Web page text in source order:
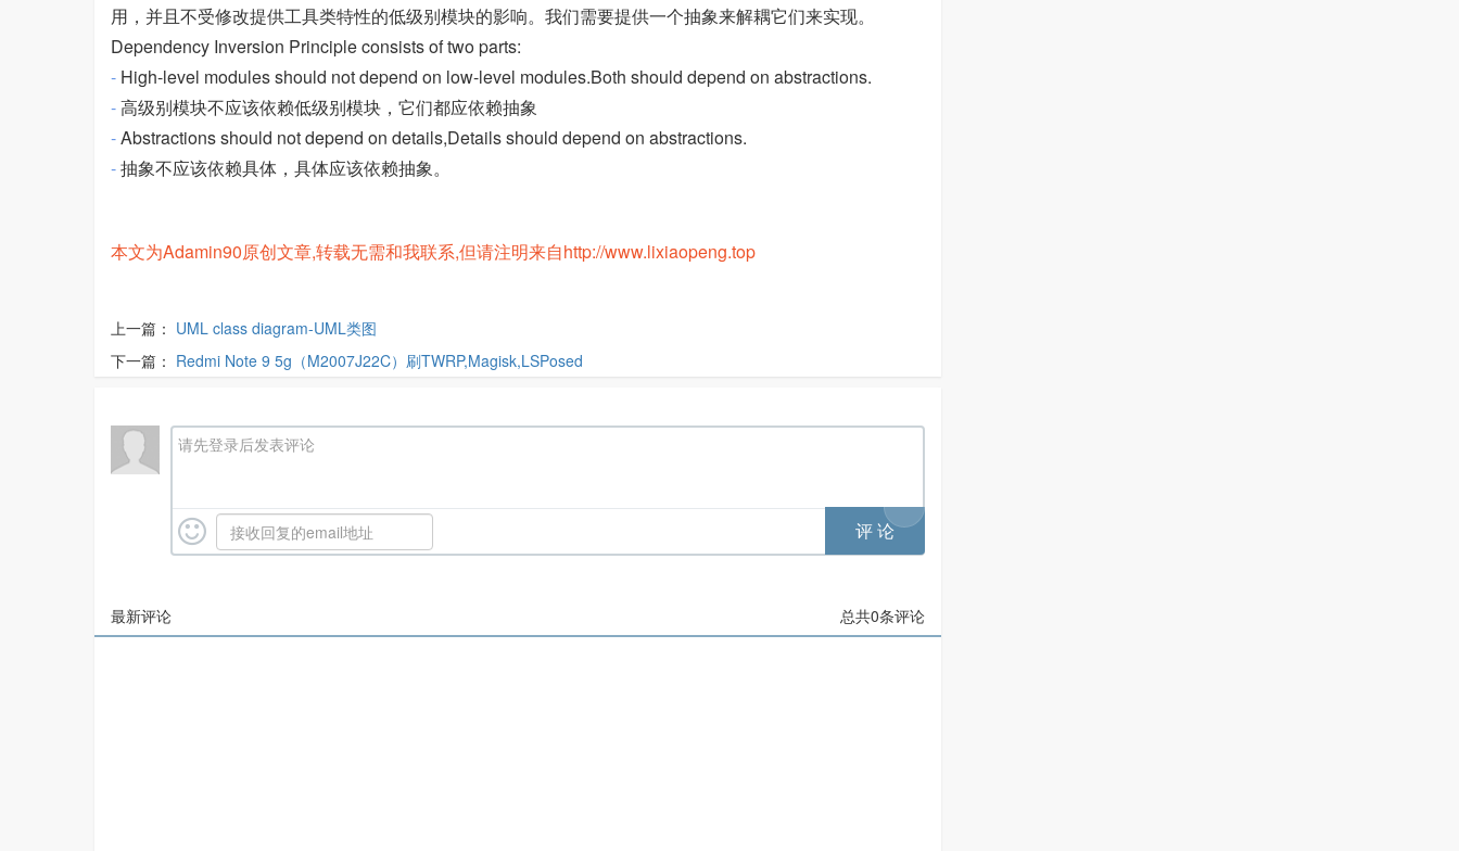
用，并且不受修改提供工具类特性的低级别模块的影响。我们需要提供一个抽象来解耦它们来实现。
Dependency Inversion Principle consists of two parts:
- High-level modules should not depend on low-level modules.Both should depend on abstractions.
-高级别模块不应该依赖低级别模块，它们都应依赖抽象
-Abstractions should not depend on details,Details should depend on abstractions.
-抽象不应该依赖具体，具体应该依赖抽象。
本文为Adamin90原创文章,转载无需和我联系,但请注明来自http://www.lixiaopeng.top
上一篇： UML class diagram-UML类图
下一篇： Redmi Note 9 5g（M2007J22C）刷TWRP,Magisk,LSPosed
请先登录后发表评论
最新评论 总共0条评论